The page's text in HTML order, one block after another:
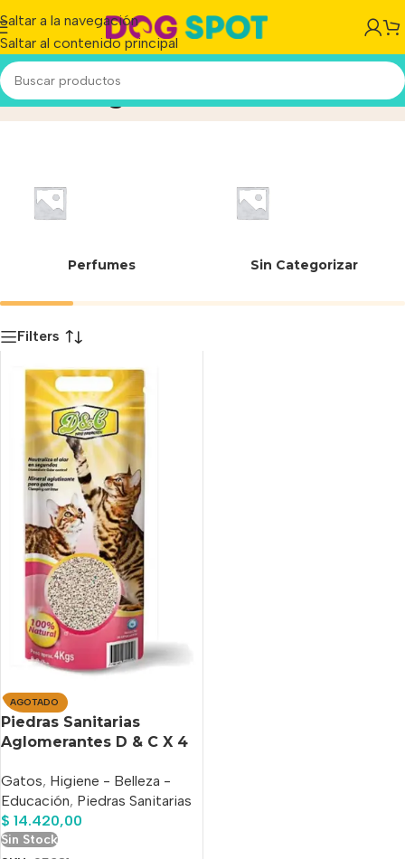
Saltar a la navegación
Saltar al contenido principal
Arena aglomeranteInicio/Producto
Perfumes Sin Categorizar
Filters
AGOTADO
Piedras Sanitarias
Aglomerantes D & C X 4
Gatos, Higiene - Belleza -
Educación, Piedras Sanitarias
$ 14.420,00
Sin Stock